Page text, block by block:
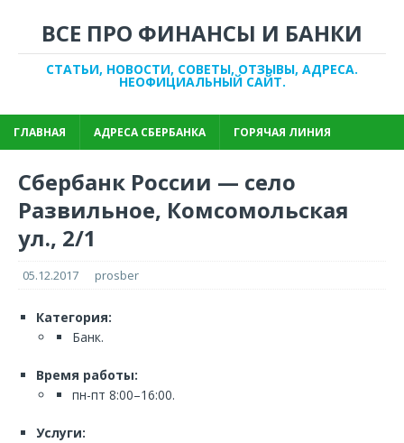
ВСЕ ПРО ФИНАНСЫ И БАНКИ
СТАТЬИ, НОВОСТИ, СОВЕТЫ, ОТЗЫВЫ, АДРЕСА.
НЕОФИЦИАЛЬНЫЙ САЙТ.
ГЛАВНАЯ АДРЕСА СБЕРБАНКА ГОРЯЧАЯ ЛИНИЯ
Сбербанк России — село
Развильное, Комсомольская
ул., 2/1
05.12.2017 prosber
Категория:
Банк.
Время работы:
пн-пт 8:00–16:00.
Услуги: